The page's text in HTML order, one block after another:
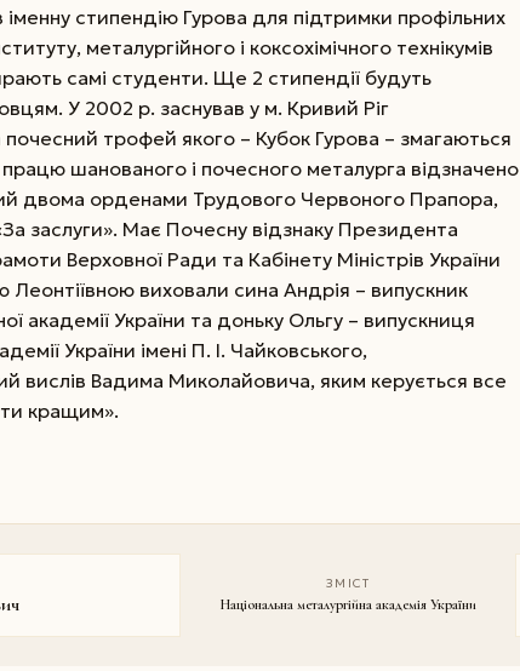
іменну стипендію Гурова для підтримки профільних
металургійного і коксохімічного технікумів
самі студенти. Ще 2 стипендії будуть
У 2002 р. заснував у м. Кривий Ріг
почесний трофей якого – Кубок Гурова – змагаються
шанованого і почесного металурга відзначено
двома орденами Трудового Червоного Прапора,
заслуги». Має Почесну відзнаку Президента
Верховної Ради та Кабінету Міністрів України
виховали сина Андрія – випускник
академії України та доньку Ольгу – випускниця
України імені П. І. Чайковського,
вислів Вадима Миколайовича, яким керується все
кращим».
ЗМІСТ
Національна металургійна академія України